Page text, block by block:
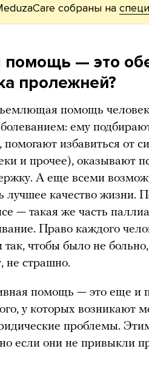
собраны на
помощь — это
пролежней?
помощь
ему
помогают избавиться от
и прочее), оказывают
А еще всеми
лучшее качество жизни.
— такая же часть
Право каждого
чтобы было не
не страшно.
помощь — это еще и
у которых возникают
проблемы.
если они не привыкли